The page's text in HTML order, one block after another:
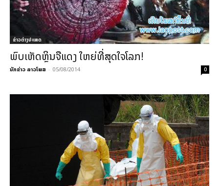
ຂ່າວຕ່າງປະເທດ
ພົບເຫັດຫຼິນຈືແດງ ໃຫຍ່ທີ່ສຸດໃຈໂລກ!
ນັກຂ່າວ ລາວໂພສ - 05/08/2014 0